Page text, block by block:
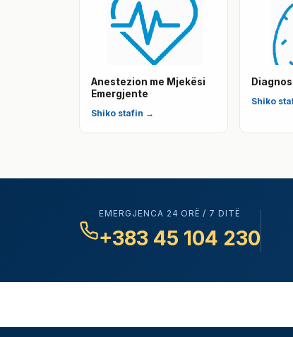
Anestezion me Mjekësi
Emergjente
Shiko stafin →
Shiko
EMERGJENCA 24 ORË / 7 DITË
+383 45 104 230